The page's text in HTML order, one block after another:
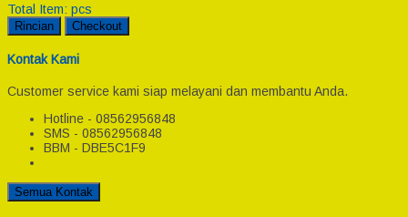
Total Item: pcs
Rincian Checkout
Kontak Kami
Customer service kami siap melayani dan membantu Anda.
Hotline - 08562956848
SMS - 08562956848
BBM - DBE5C1F9
Semua Kontak